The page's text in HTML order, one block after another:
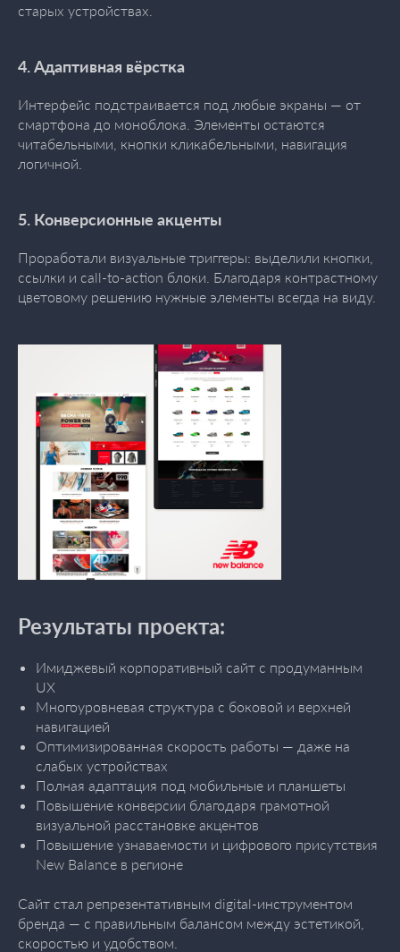
старых устройствах.
4. Адаптивная вёрстка
Интерфейс подстраивается под любые экраны — от
смартфона до моноблока. Элементы остаются
читабельными, кнопки кликабельными, навигация
логичной.
5. Конверсионные акценты
Проработали визуальные триггеры: выделили кнопки,
ссылки и call-to-action блоки. Благодаря контрастному
цветовому решению нужные элементы всегда на виду.
Результаты проекта:
Имиджевый корпоративный сайт с продуманным
UX
Многоуровневая структура с боковой и верхней
навигацией
Оптимизированная скорость работы — даже на
слабых устройствах
Полная адаптация под мобильные и планшеты
Повышение конверсии благодаря грамотной
визуальной расстановке акцентов
Повышение узнаваемости и цифрового присутствия
New Balance в регионе
Сайт стал репрезентативным digital-инструментом
бренда — с правильным балансом между эстетикой,
скоростью и удобством.